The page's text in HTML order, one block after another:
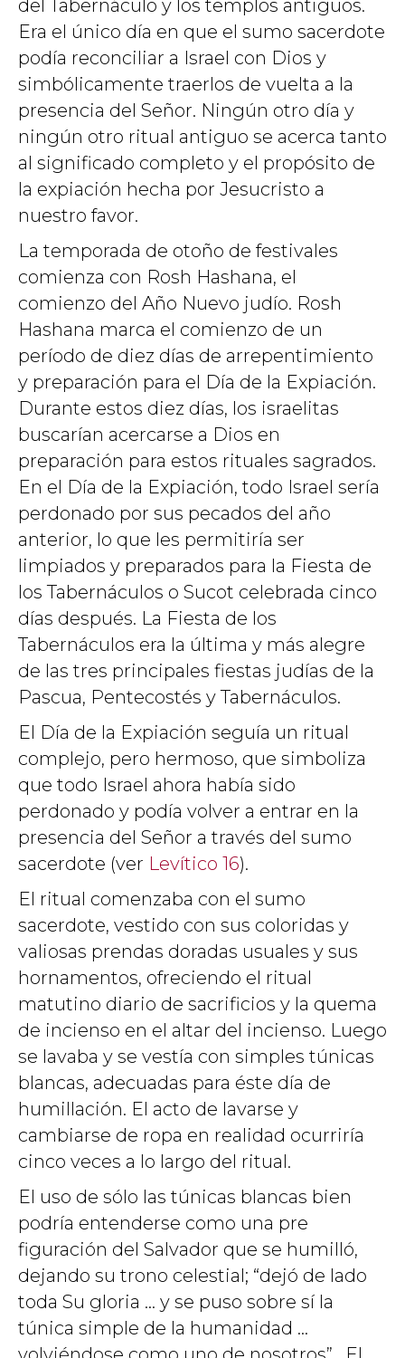
del Tabernáculo y los templos antiguos.
Era el único día en que el sumo sacerdote
podía reconciliar a Israel con Dios y
simbólicamente traerlos de vuelta a la
presencia del Señor. Ningún otro día y
ningún otro ritual antiguo se acerca tanto
al significado completo y el propósito de
la expiación hecha por Jesucristo a
nuestro favor.
La temporada de otoño de festivales
comienza con Rosh Hashana, el
comienzo del Año Nuevo judío. Rosh
Hashana marca el comienzo de un
período de diez días de arrepentimiento
y preparación para el Día de la Expiación.
Durante estos diez días, los israelitas
buscarían acercarse a Dios en
preparación para estos rituales sagrados.
En el Día de la Expiación, todo Israel sería
perdonado por sus pecados del año
anterior, lo que les permitiría ser
limpiados y preparados para la Fiesta de
los Tabernáculos o Sucot celebrada cinco
días después. La Fiesta de los
Tabernáculos era la última y más alegre
de las tres principales fiestas judías de la
Pascua, Pentecostés y Tabernáculos.
El Día de la Expiación seguía un ritual
complejo, pero hermoso, que simboliza
que todo Israel ahora había sido
perdonado y podía volver a entrar en la
presencia del Señor a través del sumo
sacerdote (ver Levítico 16).
El ritual comenzaba con el sumo
sacerdote, vestido con sus coloridas y
valiosas prendas doradas usuales y sus
hornamentos, ofreciendo el ritual
matutino diario de sacrificios y la quema
de incienso en el altar del incienso. Luego
se lavaba y se vestía con simples túnicas
blancas, adecuadas para éste día de
humillación. El acto de lavarse y
cambiarse de ropa en realidad ocurriría
cinco veces a lo largo del ritual.
El uso de sólo las túnicas blancas bien
podría entenderse como una pre
figuración del Salvador que se humilló,
dejando su trono celestial; “dejó de lado
toda Su gloria … y se puso sobre sí la
túnica simple de la humanidad …